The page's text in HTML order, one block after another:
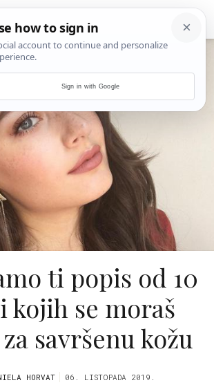
ti popis od 10
kojih se moraš
savršenu kožu
HORVAT 06. LISTOPADA 2019.
Sign in with Google